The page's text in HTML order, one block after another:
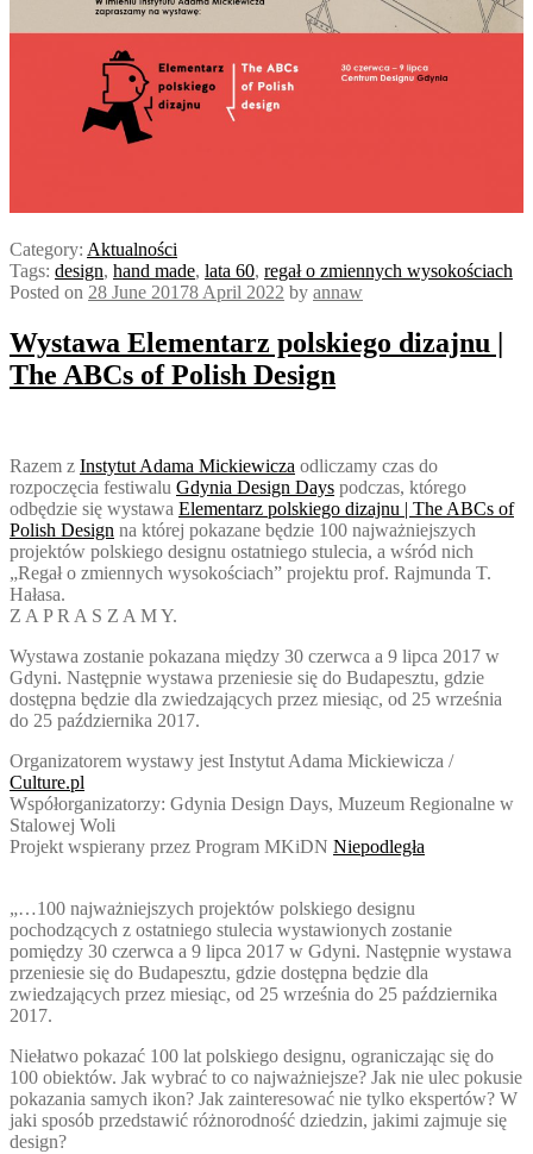
Category: Aktualności
Tags: design, hand made, lata 60, regał o zmiennych wysokościach
Posted on 28 June 20178 April 2022 by annaw
Wystawa Elementarz polskiego dizajnu |
The ABCs of Polish Design
Razem z Instytut Adama Mickiewicza odliczamy czas do
rozpoczęcia festiwalu Gdynia Design Days podczas, którego
odbędzie się wystawa Elementarz polskiego dizajnu | The ABCs of
Polish Design na której pokazane będzie 100 najważniejszych
projektów polskiego designu ostatniego stulecia, a wśród nich
„Regał o zmiennych wysokościach” projektu prof. Rajmunda T.
Hałasa.
Z A P R A S Z A M Y.
Wystawa zostanie pokazana między 30 czerwca a 9 lipca 2017 w
Gdyni. Następnie wystawa przeniesie się do Budapesztu, gdzie
dostępna będzie dla zwiedzających przez miesiąc, od 25 września
do 25 października 2017.
Organizatorem wystawy jest Instytut Adama Mickiewicza /
Culture.pl
Współorganizatorzy: Gdynia Design Days, Muzeum Regionalne w
Stalowej Woli
Projekt wspierany przez Program MKiDN Niepodległa
„…100 najważniejszych projektów polskiego designu
pochodzących z ostatniego stulecia wystawionych zostanie
pomiędzy 30 czerwca a 9 lipca 2017 w Gdyni. Następnie wystawa
przeniesie się do Budapesztu, gdzie dostępna będzie dla
zwiedzających przez miesiąc, od 25 września do 25 października
2017.
Niełatwo pokazać 100 lat polskiego designu, ograniczając się do
100 obiektów. Jak wybrać to co najważniejsze? Jak nie ulec pokusie
pokazania samych ikon? Jak zainteresować nie tylko ekspertów? W
jaki sposób przedstawić różnorodność dziedzin, jakimi zajmuje się
design?